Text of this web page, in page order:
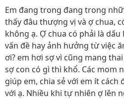
Em đang trong đang trong
thấy đâu thượng vị và ợ chua,
không ạ. Ợ chua có phải là dấu
vấn đề hay ảnh hưởng từ việc
ơi? em hơi sợ vì cũng mang
sợ con có gì thì khổ. Các mom
giúp em, chia sẻ với em ít
với ạ. Nhiều khi tự nhiên ợ lên